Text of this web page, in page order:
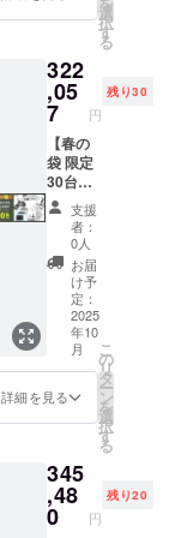
行事業
者登録
記載の
あるイ
ンボイ
スが必
要な場
合は、
実行者
に直接
お問合
せくだ
さい。
更にな
る可能
ざいま
す。
ご了承
くださ
い。 ※
ご注文
状況、
使用部
材の供
給状
況、製
造工程
上の都
合等に
より出
荷時期
が遅れ
る場合
があり
ます。
付自転
車販売
証明書
を含む
上と改
良によ
ザイ
ン・仕
様は変
更にな
る可能
性もご
ざいま
す。
ご了承
くださ
い。 ※
ご注文
状況、
使用部
材の供
給状
況、製
造工程
上の都
合等に
荷時期
が遅れ
る場合
があり
み)をお
払う必
りま
す。ご
注意く
ださ
い。 ※
組立完
成車の
お届け
はオー
プショ
ンで別
に購入
する必
要があ
りま
す。 ※
製品の
品質向
上と改
良によ
ザイ
ン・仕
様は変
更にな
ドル
バーと
取付け
が必要)
での送
料
23,600
円を含
んだ金
額で
す。 ※
離島
（北海
道、沖
縄、離
島在住
の方向
け）の
追加送
料は
CAMPF
IREをご
れた
後、商
品を発
送する
一般販
売予定
387,800
円の
30%OF
F ※箱入
り(ハン
ドル
バーと
前輪の
取付け
が必要)
での送
18,800
円を含
んだ金
額で
す。 ※
離島
（北海
道、沖
島在住
の方向
け）の
追加送
ラスミ
ライ 電
クス
クー
ター
【Me】
原付一
種
or【Life
】特定
小型原
付×1台
●カ
ラー：
アバン
ブラッ
ク
or サ
ンド
ベー
ジュ
(RHINO
Aのサ
ドル色
はブ
ラック
になり
選
択
す
る
322
,05
7 円
残り30
【春の
袋 限定
30台】
●イープ
ラスミ
ライ
RHINO
バイク
原付一
種500W
モデル
×1台 ●
イープ
ラスミ
ライ 電
クス
クー
ター
【Me】
支援
者：
0人
お届
け予
定：
2025
年10
月
詳細を見る
こ
の
リ
タ
ー
ン
を
選
択
す
る
345
,48
0 円
残り20